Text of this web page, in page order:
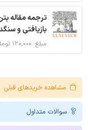
ترجمه مقاله
بازیافتی و
مبلغ: ۱۲۰,۰۰۰ تومان
مشاهده خریدهای قبلی
سوالات متداول